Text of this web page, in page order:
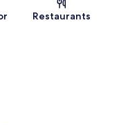
Restaurants